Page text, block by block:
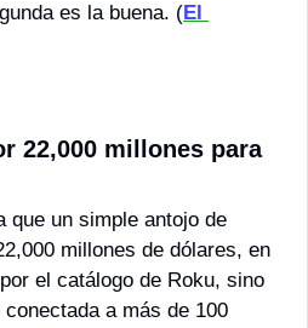
es la buena. (El
22,000 millones para
que un simple antojo de
millones de dólares, en
el catálogo de Roku, sino
a más de 100